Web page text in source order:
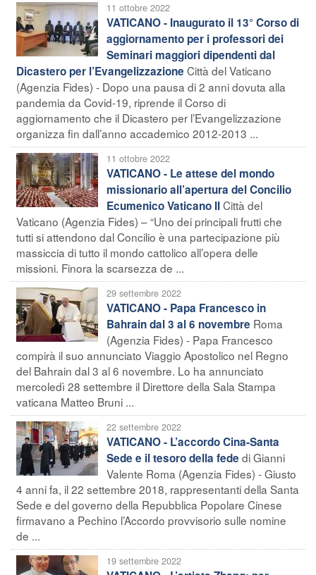
11 ottobre 2022
VATICANO - Inaugurato il 13° Corso di
aggiornamento per i professori dei
Seminari maggiori dipendenti dal
Dicastero per l’Evangelizzazione Città del Vaticano
(Agenzia Fides) - Dopo una pausa di 2 anni dovuta alla
pandemia da Covid-19, riprende il Corso di
aggiornamento che il Dicastero per l’Evangelizzazione
organizza fin dall’anno accademico 2012-2013 ...
11 ottobre 2022
VATICANO - Le attese del mondo
missionario all’apertura del Concilio
Ecumenico Vaticano IICittà del
Vaticano (Agenzia Fides) – “Uno dei principali frutti che
tutti si attendono dal Concilio è una partecipazione più
massiccia di tutto il mondo cattolico all’opera delle
missioni. Finora la scarsezza de ...
29 settembre 2022
VATICANO - Papa Francesco in
Bahrain dal 3 al 6 novembre Roma
(Agenzia Fides) - Papa Francesco
compirà il suo annunciato Viaggio Apostolico nel Regno
del Bahrain dal 3 al 6 novembre. Lo ha annunciato
mercoledì 28 settembre il Direttore della Sala Stampa
vaticana Matteo Bruni ...
22 settembre 2022
VATICANO - L’accordo Cina-Santa
Sede e il tesoro della fede di Gianni
Valente Roma (Agenzia Fides) - Giusto
4 anni fa, il 22 settembre 2018, rappresentanti della Santa
Sede e del governo della Repubblica Popolare Cinese
firmavano a Pechino l’Accordo provvisorio sulle nomine
de ...
19 settembre 2022